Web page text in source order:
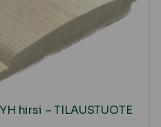
hirsi – TILAUSTUOTE